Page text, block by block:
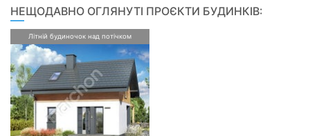
НЕЩОДАВНО ОГЛЯНУТІ ПРОЄКТИ БУДИНКІВ:
Літній будиночок над потічком